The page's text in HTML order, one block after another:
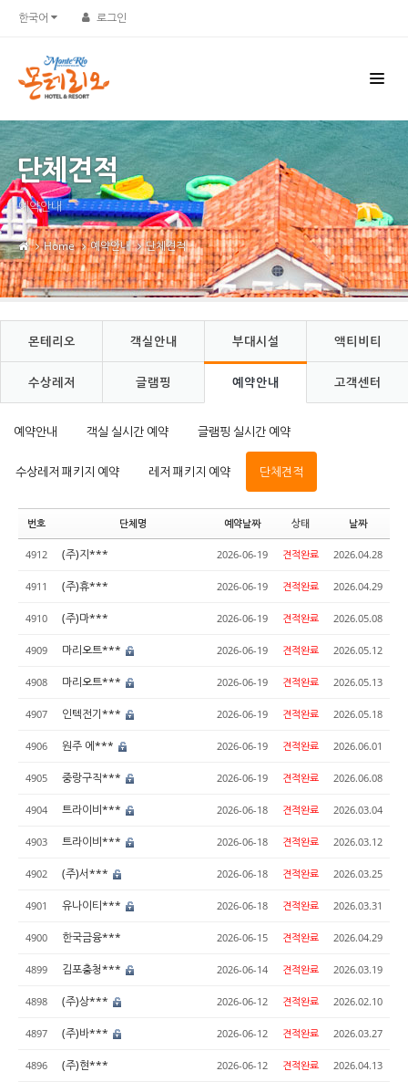
한국어 로그인
단체견적
예약안내
Home 예약안내 단체견적
몬테리오 객실안내 부대시설 액티비티
수상레저 글램핑 예약안내 고객센터
예약안내 객실 실시간 예약 글램핑 실시간 예약
수상레저 패키지 예약 레저 패키지 예약 단체견적
번호 단체명 예약날짜 상태 날짜
4912 (주)지*** 2026-06-19 견적완료 2026.04.28
4911 (주)휴*** 2026-06-19 견적완료 2026.04.29
4910 (주)마*** 2026-06-19 견적완료 2026.05.08
4909 마리오트*** 2026-06-19 견적완료 2026.05.12
4908 마리오트*** 2026-06-19 견적완료 2026.05.13
4907 인텍전기*** 2026-06-19 견적완료 2026.05.18
4906 원주 에*** 2026-06-19 견적완료 2026.06.01
4905 중랑구직*** 2026-06-19 견적완료 2026.06.08
4904 트라이비*** 2026-06-18 견적완료 2026.03.04
4903 트라이비*** 2026-06-18 견적완료 2026.03.12
4902 (주)서*** 2026-06-18 견적완료 2026.03.25
4901 유나이티*** 2026-06-18 견적완료 2026.03.31
4900 한국금융*** 2026-06-15 견적완료 2026.04.29
4899 김포충청*** 2026-06-14 견적완료 2026.03.19
4898 (주)상*** 2026-06-12 견적완료 2026.02.10
4897 (주)바*** 2026-06-12 견적완료 2026.03.27
4896 (주)현*** 2026-06-12 견적완료 2026.04.13
Sketchbook5, 스케치북5